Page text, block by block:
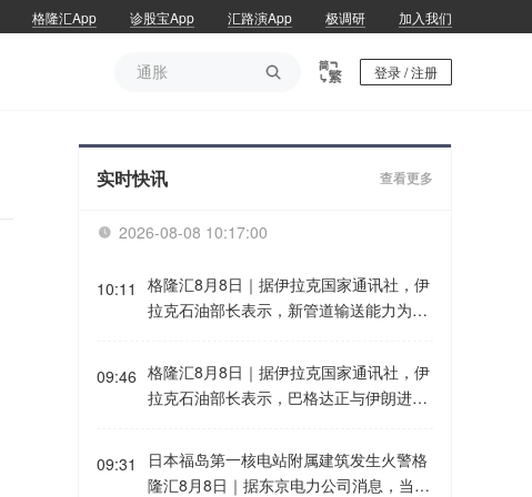
格隆汇App 诊股宝App 汇路演App 极调研 加入我们

通胀
登录 / 注册
实时快讯 查看更多
 2026-08-08 10:17:00
10:11
格隆汇8月8日｜据伊拉克国家通讯社，伊
拉克石油部长表示，新管道输送能力为每
09:46 格隆汇8月8日｜据伊拉克国家通讯社，伊
拉克石油部长表示，巴格达正与伊朗进行
排尚未生效。
09:31
日本福岛第一核电站附属建筑发生火警格
隆汇8月8日｜据东京电力公司消息，当地